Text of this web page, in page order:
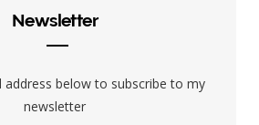
Newsletter
address below to subscribe to my
newsletter